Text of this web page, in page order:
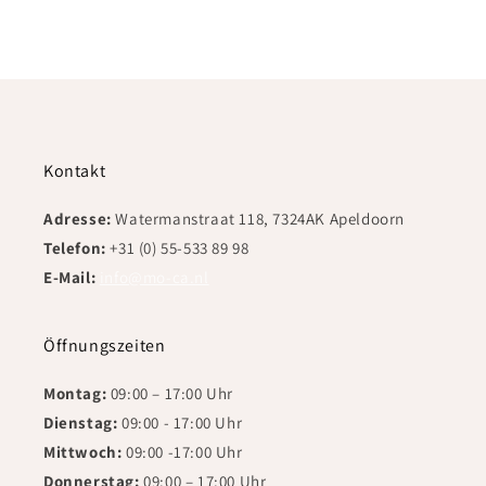
Kontakt
Adresse: Watermanstraat 118, 7324AK Apeldoorn
Telefon: +31 (0) 55-533 89 98
E-Mail:
Öffnungszeiten
Montag: 09:00 – 17:00 Uhr
Dienstag: 09:00 - 17:00 Uhr
Mittwoch: 09:00 -17:00 Uhr
Donnerstag: 09:00 – 17:00 Uhr